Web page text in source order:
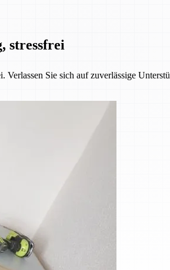
stressfrei
Sie sich auf zuverlässige